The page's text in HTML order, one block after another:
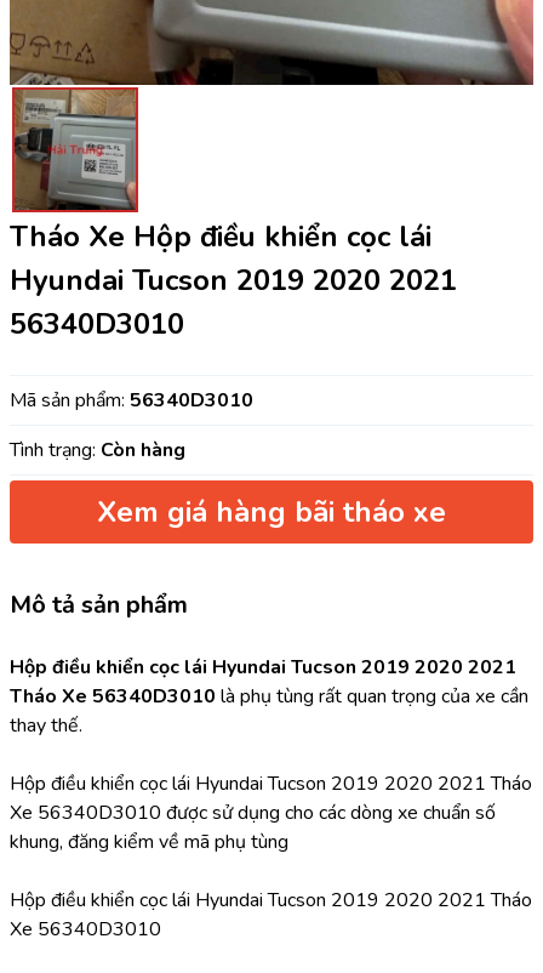
Tháo Xe Hộp điều khiển cọc lái
Hyundai Tucson 2019 2020 2021
56340D3010
Mã sản phẩm: 56340D3010
Tình trạng: Còn hàng
Xem giá hàng bãi tháo xe
Mô tả sản phẩm
Hộp điều khiển cọc lái Hyundai Tucson 2019 2020 2021
Tháo Xe 56340D3010 là phụ tùng rất quan trọng của xe cần
thay thế.
Hộp điều khiển cọc lái Hyundai Tucson 2019 2020 2021 Tháo
Xe 56340D3010 được sử dụng cho các dòng xe chuẩn số
khung, đăng kiểm về mã phụ tùng
Hộp điều khiển cọc lái Hyundai Tucson 2019 2020 2021 Tháo
Xe 56340D3010